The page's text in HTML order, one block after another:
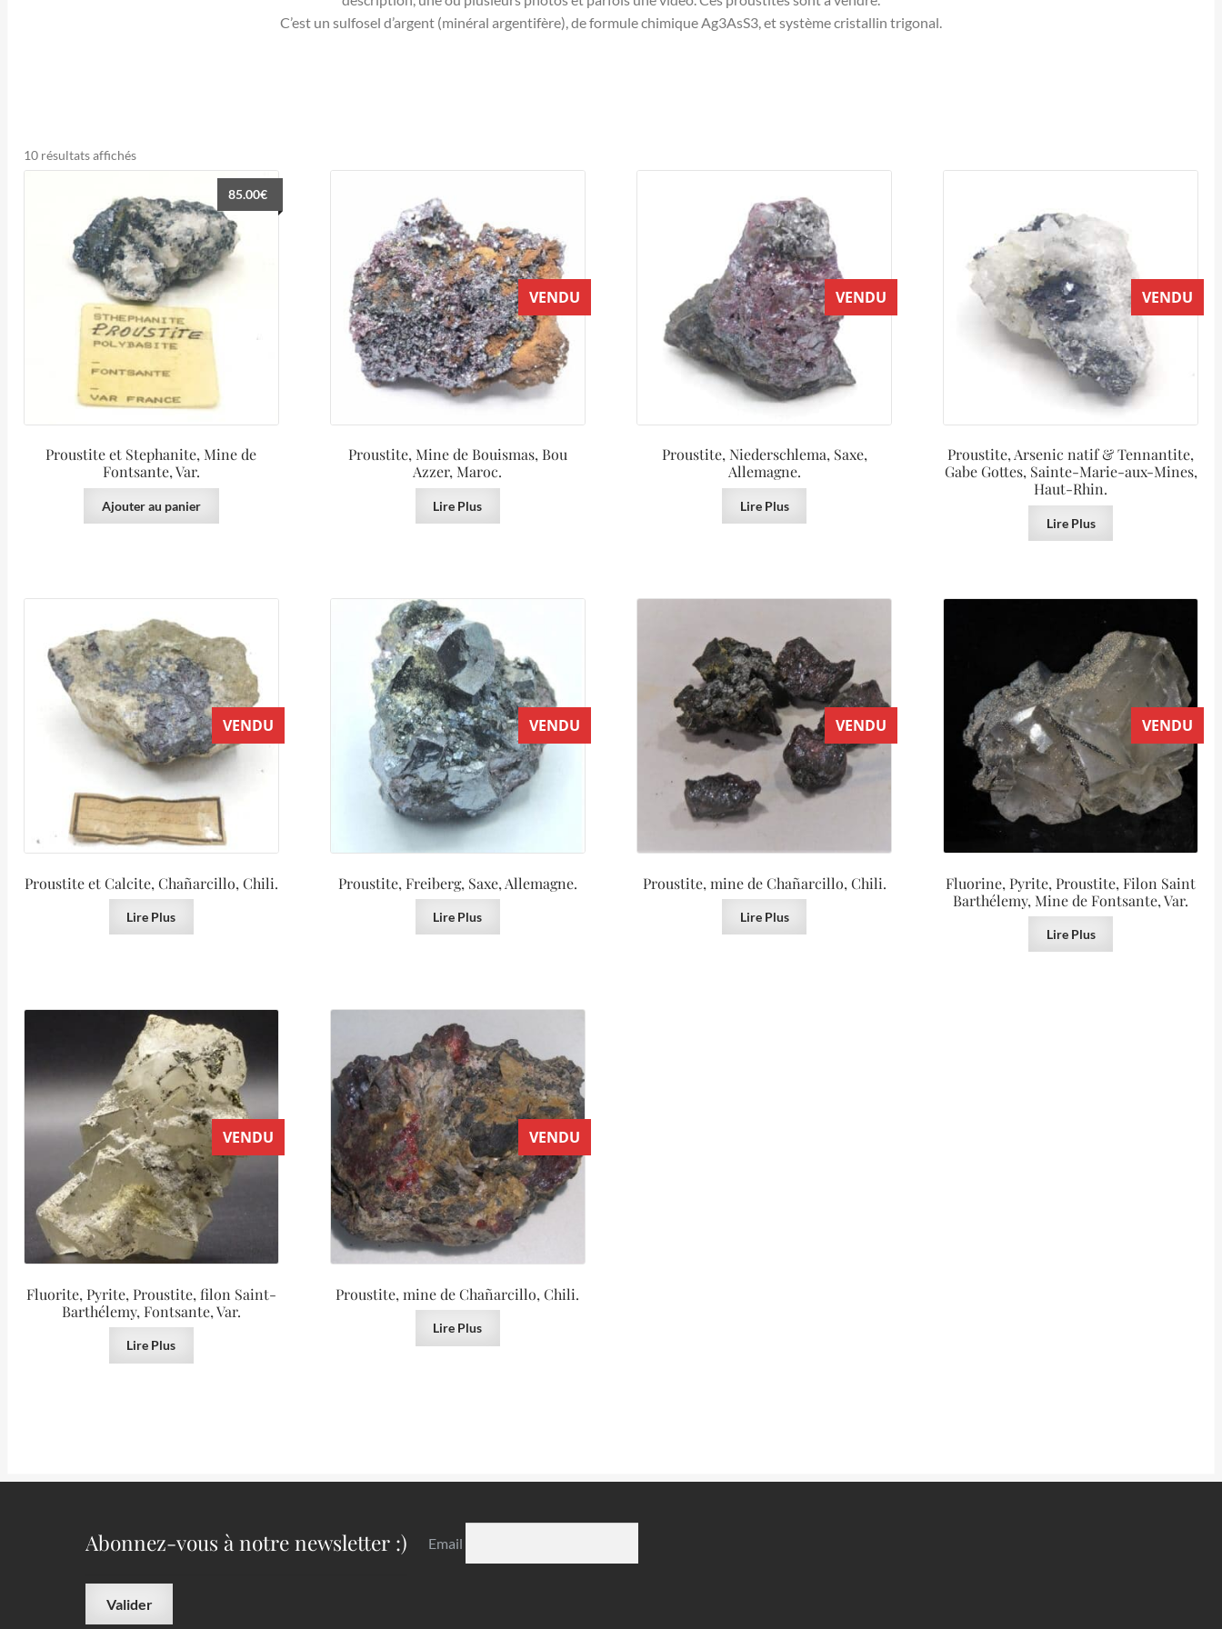
C’est un sulfosel d’argent (minéral argentifère), de formule chimique Ag3AsS3, et système cristallin trigonal.
10 résultats affichésTrié
du
plus
récent
au
plus
ancien
Proustite et Stephanite, Mine de
Fontsante, Var.
85.00€
Ajouter au panier
VENDU
Proustite, Mine de Bouismas, Bou
Azzer, Maroc.
Lire Plus
VENDU
Proustite, Niederschlema, Saxe,
Allemagne.
Lire Plus
VENDU
Proustite, Arsenic natif & Tennantite,
Gabe Gottes, Sainte-Marie-aux-Mines,
Haut-Rhin.
Lire Plus
VENDU
Proustite et Calcite, Chañarcillo, Chili.
Lire Plus
VENDU
Proustite, Freiberg, Saxe, Allemagne.
Lire Plus
VENDU
Proustite, mine de Chañarcillo, Chili.
Lire Plus
VENDU
Fluorine, Pyrite, Proustite, Filon Saint
Barthélemy, Mine de Fontsante, Var.
Lire Plus
VENDU
Fluorite, Pyrite, Proustite, filon Saint-
Barthélemy, Fontsante, Var.
Lire Plus
VENDU
Proustite, mine de Chañarcillo, Chili.
Lire Plus
Abonnez-vous à notre newsletter :) Email